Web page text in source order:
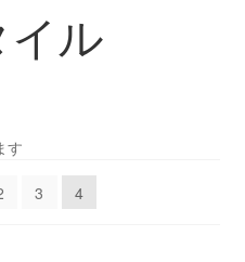
ル
す
3 4